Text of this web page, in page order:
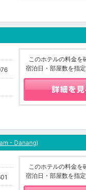
このホテルの料金を
宿泊日・部屋数を指
- Danang)
このホテルの料金を
宿泊日・部屋数を指